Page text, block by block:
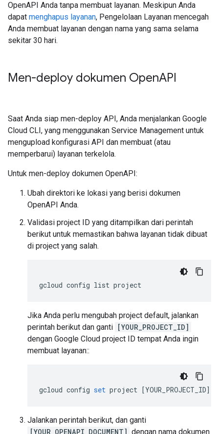
OpenAPI Anda tanpa membuat layanan. Meskipun Anda
dapat menghapus layanan, Pengelolaan Layanan mencegah
Anda membuat layanan dengan nama yang sama selama
sekitar 30 hari.
Men-deploy dokumen OpenAPI
Saat Anda siap men-deploy API, Anda menjalankan Google
Cloud CLI, yang menggunakan Service Management untuk
mengupload konfigurasi API dan membuat (atau
memperbarui) layanan terkelola.
Untuk men-deploy dokumen OpenAPI:
Ubah direktori ke lokasi yang berisi dokumen
OpenAPI Anda.
Validasi project ID yang ditampilkan dari perintah
berikut untuk memastikan bahwa layanan tidak dibuat
di project yang salah.
Jika Anda perlu mengubah project default, jalankan
perintah berikut dan ganti [YOUR_PROJECT_ID]
dengan Google Cloud project ID tempat Anda ingin
membuat layanan::
gcloud config set project [YOUR_PROJECT_ID]
Jalankan perintah berikut, dan ganti
[YOUR_OPENAPI_DOCUMENT] dengan nama dokumen